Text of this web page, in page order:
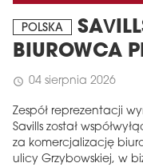
POLSKA
BIUROWCA
schedule 04 sierpnia 2026
Zespół reprezentacji
Savills został
za komercjalizację
ulicy Grzybowskiej, w